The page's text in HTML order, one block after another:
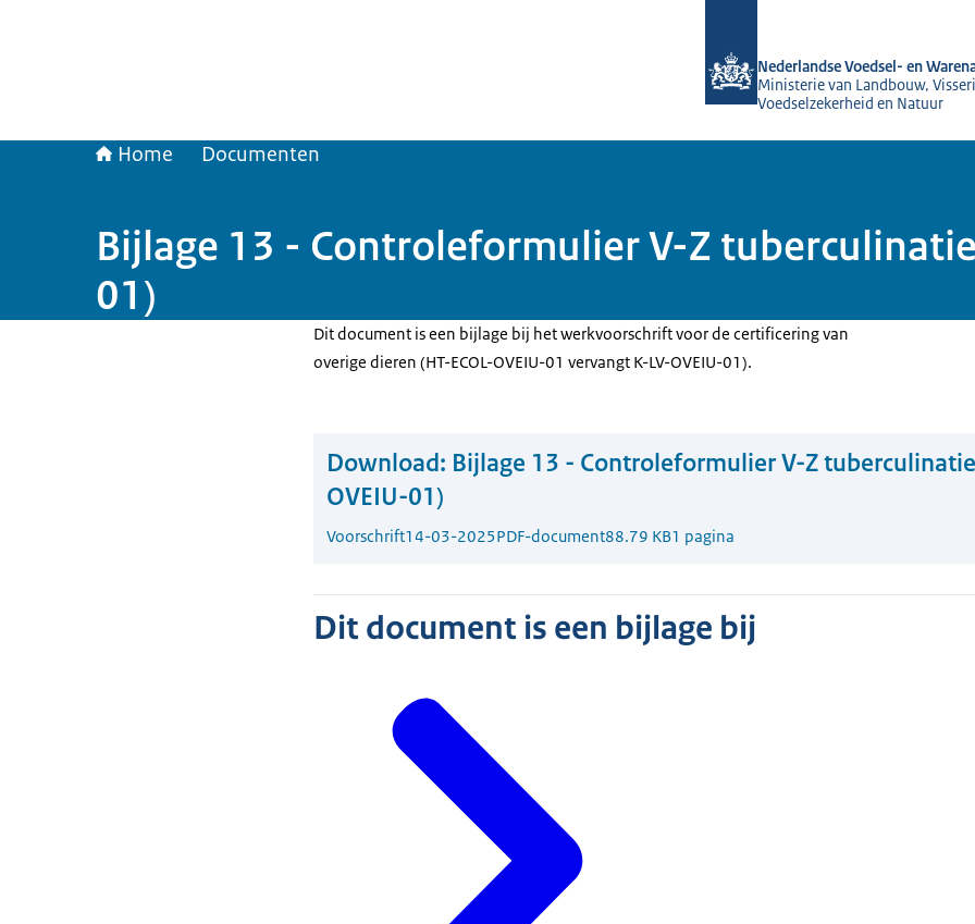
Nederlandse Voedsel- en
Ministerie van Landbouw,
Voedselzekerheid en Natuur
Home Documenten
Bijlage 13 - Controleformulier V-Z tuberculinatie
01)
Dit document is een bijlage bij het werkvoorschrift voor de certificering van
overige dieren (HT-ECOL-OVEIU-01 vervangt K-LV-OVEIU-01).
Download: Bijlage 13 - Controleformulier V-Z tuberculinatie
OVEIU-01)
Voorschrift14-03-2025PDF-document88.79 KB1 pagina
Dit document is een bijlage bij